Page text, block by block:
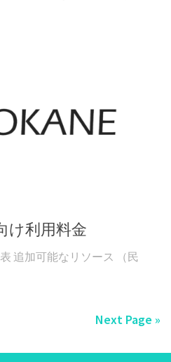
け利用料金
表 追加可能なリソース （民
Next Page »